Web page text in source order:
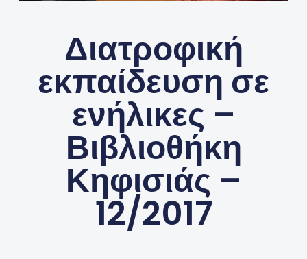
Διατροφική
εκπαίδευση σε
ενήλικες –
Βιβλιοθήκη
Κηφισιάς –
12/2017